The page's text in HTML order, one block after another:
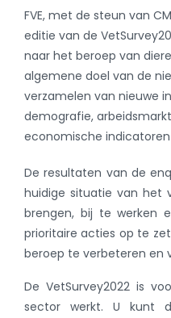
FVE, met de steun van
editie van de
naar het beroep van
algemene doel van de
verzamelen van nieuwe
demografie,
economische indicatoren
De resultaten van de
huidige situatie van het
brengen, bij te werken
prioritaire acties op te
beroep te verbeteren en
De VetSurvey2022 is
sector werkt. U kunt